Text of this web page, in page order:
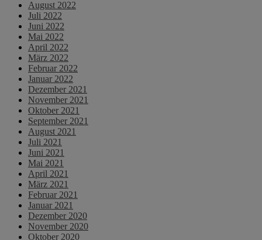
August 2022
Juli 2022
Juni 2022
Mai 2022
April 2022
März 2022
Februar 2022
Januar 2022
Dezember 2021
November 2021
Oktober 2021
September 2021
August 2021
Juli 2021
Juni 2021
Mai 2021
April 2021
März 2021
Februar 2021
Januar 2021
Dezember 2020
November 2020
Oktober 2020